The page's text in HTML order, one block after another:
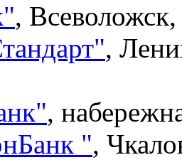
",
",
",
",